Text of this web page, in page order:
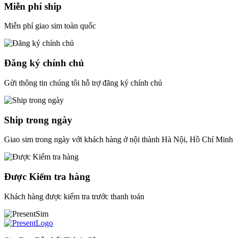
Miễn phí ship
Miễn phí giao sim toàn quốc
Đăng ký chính chủ
Gửi thông tin chúng tôi hỗ trợ đăng ký chính chủ
Ship trong ngày
Giao sim trong ngày với khách hàng ở nội thành Hà Nội, Hồ Chí Minh
Được Kiểm tra hàng
Khách hàng được kiểm tra trước thanh toán